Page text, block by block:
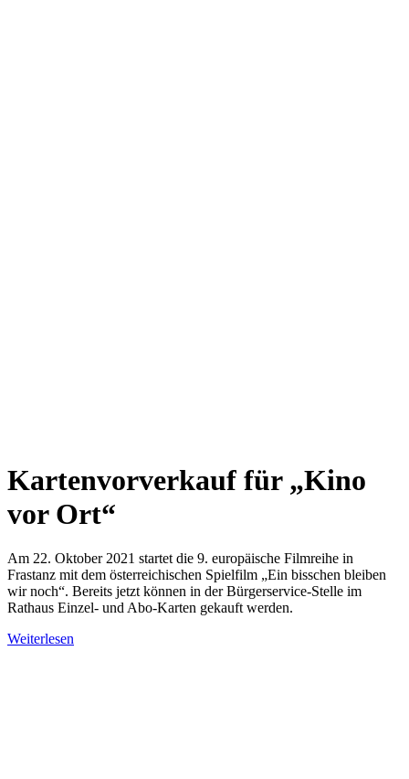
Kartenvorverkauf für „Kino
vor Ort“
Am 22. Oktober 2021 startet die 9. europäische Filmreihe in
Frastanz mit dem österreichischen Spielfilm „Ein bisschen bleiben
wir noch“. Bereits jetzt können in der Bürgerservice-Stelle im
Rathaus Einzel- und Abo-Karten gekauft werden.
Weiterlesen